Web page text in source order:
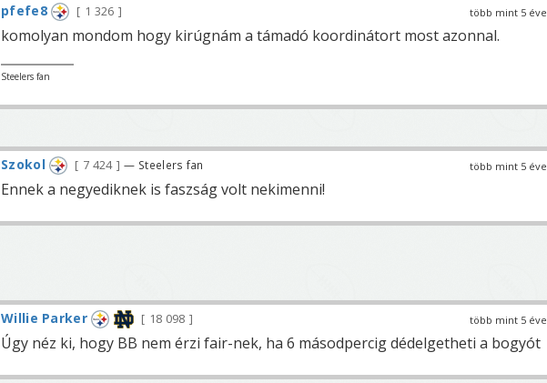
több mint 5 éve
pfefe8 1 326
komolyan mondom hogy kirúgnám a támadó koordinátort most azonnal.
Steelers fan
több mint 5 éve
Szokol 7 424 — Steelers fan
Ennek a negyediknek is faszság volt nekimenni!
több mint 5 éve
Willie Parker 18 098
Úgy néz ki, hogy BB nem érzi fair-nek, ha 6 másodpercig dédelgetheti a bogyót